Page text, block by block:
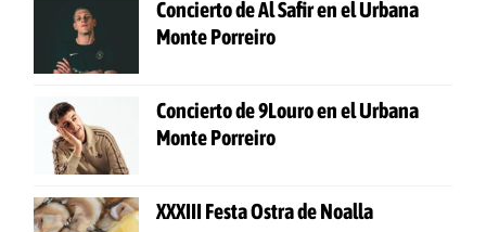
Concierto de Al Safir en el Urbana
Monte Porreiro
Concierto de 9Louro en el Urbana
Monte Porreiro
XXXIII Festa Ostra de Noalla